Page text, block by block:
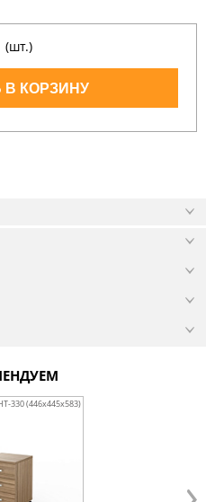
(шт.)
КОРЗИНУ
330 (446х445х583)